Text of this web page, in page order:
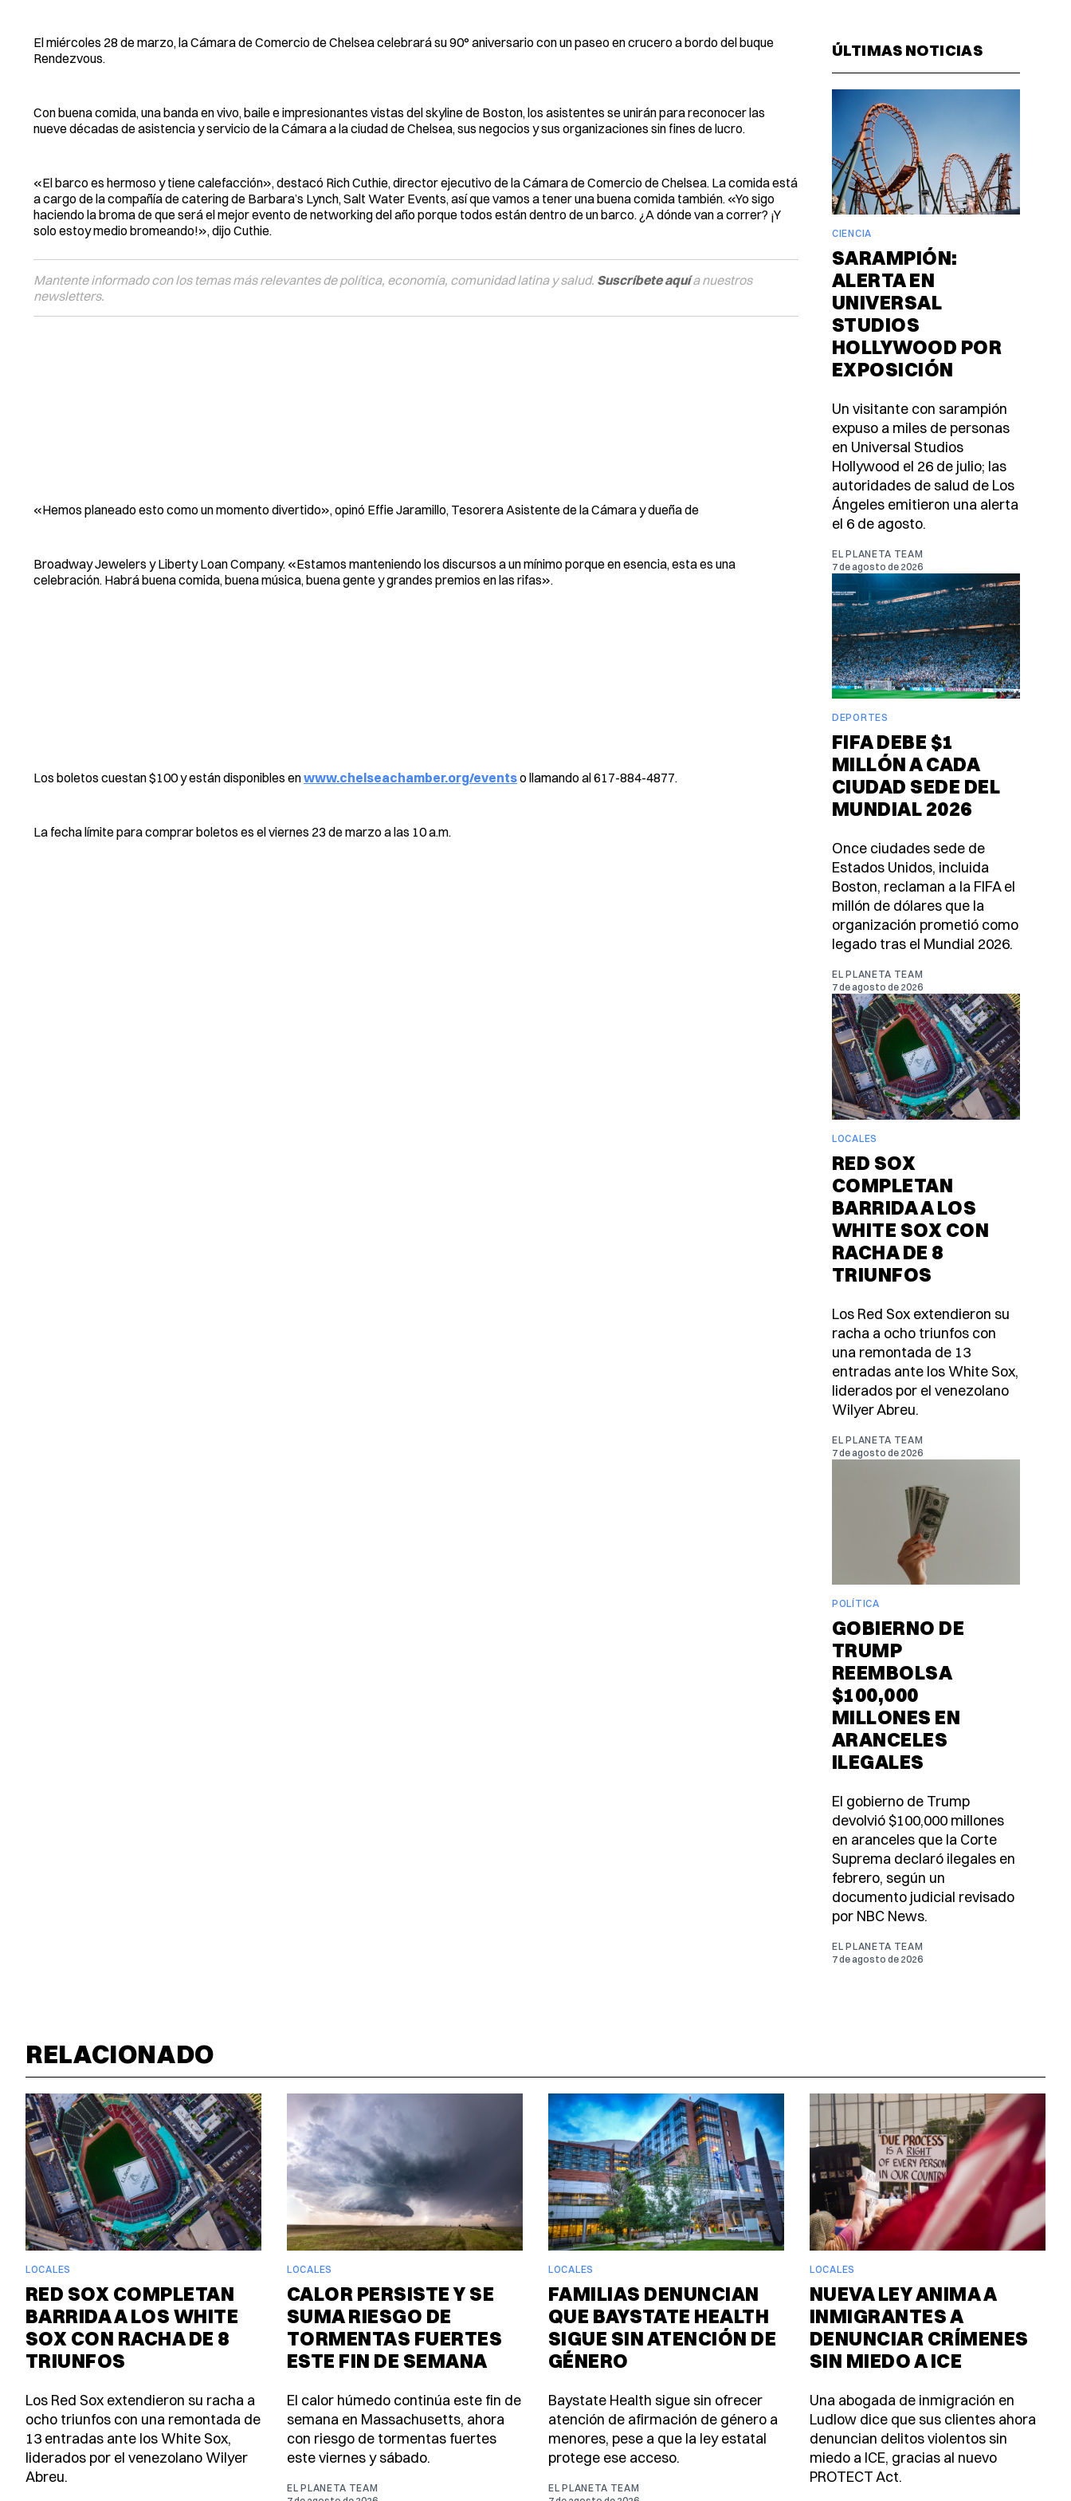
El miércoles 28 de marzo, la Cámara de Comercio de Chelsea celebrará su 90° aniversario con un paseo en crucero a bordo del buque
Rendezvous.
Con buena comida, una banda en vivo, baile e impresionantes vistas del skyline de Boston, los asistentes se unirán para reconocer las
nueve décadas de asistencia y servicio de la Cámara a la ciudad de Chelsea, sus negocios y sus organizaciones sin fines de lucro.
«El barco es hermoso y tiene calefacción», destacó Rich Cuthie, director ejecutivo de la Cámara de Comercio de Chelsea. La comida está
a cargo de la compañía de catering de Barbara’s Lynch, Salt Water Events, así que vamos a tener una buena comida también. «Yo sigo
haciendo la broma de que será el mejor evento de networking del año porque todos están dentro de un barco. ¿A dónde van a correr? ¡Y
solo estoy medio bromeando!», dijo Cuthie.
Mantente informado con los temas más relevantes de política, economía, comunidad latina y salud. Suscríbete aquía nuestros
newsletters.
«Hemos planeado esto como un momento divertido», opinó Effie Jaramillo, Tesorera Asistente de la Cámara y dueña de
Broadway Jewelers y Liberty Loan Company. «Estamos manteniendo los discursos a un mínimo porque en esencia, esta es una
celebración. Habrá buena comida, buena música, buena gente y grandes premios en las rifas».
Los boletos cuestan $100 y están disponibles enwww.chelseachamber.org/eventso llamando al 617-884-4877.
La fecha límite para comprar boletos es el viernes 23 de marzo a las 10 a.m.
ÚLTIMAS NOTICIAS
CIENCIA
SARAMPIÓN:
ALERTA EN
UNIVERSAL
STUDIOS
HOLLYWOOD POR
EXPOSICIÓN
Un visitante con sarampión
expuso a miles de personas
en Universal Studios
Hollywood el 26 de julio; las
autoridades de salud de Los
Ángeles emitieron una alerta
el 6 de agosto.
EL PLANETA TEAM
7 de agosto de 2026
DEPORTES
FIFA DEBE $1
MILLÓN A CADA
CIUDAD SEDE DEL
MUNDIAL 2026
Once ciudades sede de
Estados Unidos, incluida
Boston, reclaman a la FIFA el
millón de dólares que la
organización prometió como
legado tras el Mundial 2026.
EL PLANETA TEAM
7 de agosto de 2026
LOCALES
RED SOX
COMPLETAN
BARRIDA A LOS
WHITE SOX CON
RACHA DE 8
TRIUNFOS
Los Red Sox extendieron su
racha a ocho triunfos con
una remontada de 13
entradas ante los White Sox,
liderados por el venezolano
Wilyer Abreu.
EL PLANETA TEAM
7 de agosto de 2026
POLÍTICA
GOBIERNO DE
TRUMP
REEMBOLSA
$100,000
MILLONES EN
ARANCELES
ILEGALES
El gobierno de Trump
devolvió $100,000 millones
en aranceles que la Corte
Suprema declaró ilegales en
febrero, según un
documento judicial revisado
por NBC News.
EL PLANETA TEAM
7 de agosto de 2026
RELACIONADO
LOCALES
RED SOX COMPLETAN
BARRIDA A LOS WHITE
SOX CON RACHA DE 8
TRIUNFOS
Los Red Sox extendieron su racha a
ocho triunfos con una remontada de
13 entradas ante los White Sox,
liderados por el venezolano Wilyer
Abreu.
LOCALES
CALOR PERSISTE Y SE
SUMA RIESGO DE
TORMENTAS FUERTES
ESTE FIN DE SEMANA
El calor húmedo continúa este fin de
semana en Massachusetts, ahora
con riesgo de tormentas fuertes
este viernes y sábado.
EL PLANETA TEAM
LOCALES
FAMILIAS DENUNCIAN
QUE BAYSTATE HEALTH
SIGUE SIN ATENCIÓN DE
GÉNERO
Baystate Health sigue sin ofrecer
atención de afirmación de género a
menores, pese a que la ley estatal
protege ese acceso.
EL PLANETA TEAM
LOCALES
NUEVA LEY ANIMA A
INMIGRANTES A
DENUNCIAR CRÍMENES
SIN MIEDO A ICE
Una abogada de inmigración en
Ludlow dice que sus clientes ahora
denuncian delitos violentos sin
miedo a ICE, gracias al nuevo
PROTECT Act.